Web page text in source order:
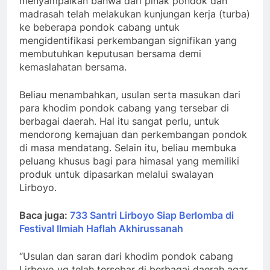
berbagai daerah. Hal itu sangat perlu, untuk
mendorong kemajuan dan perkembangan pondok
di masa mendatang. Selain itu, beliau membuka
peluang khusus bagi para himasal yang memiliki
produk untuk dipasarkan melalui swalayan
Baca juga:733 Santri Lirboyo Siap Berlomba di
Festival Ilmiah Haflah Akhirussanah
“Usulan dan saran dari khodim pondok cabang
Lirboyo yg telah tersebar di berbagai daerah agar
kedepannya semakin maju, berkembang dan baik”
Ujar beliau.